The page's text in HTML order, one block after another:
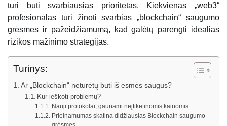
turi būti svarbiausias prioritetas. Kiekvienas „web3“
profesionalas turi žinoti svarbias „blockchain“ saugumo
grėsmes ir pažeidžiamumą, kad galėtų parengti idealias
rizikos mažinimo strategijas.
Turinys:
Ar „Blockchain“ neturėtų būti iš esmės saugus?
Kur ieškoti problemų?
Nauji protokolai, gaunami neįtikėtinomis kainomis
Prieinamumas skatina didžiausias Blockchain saugumo